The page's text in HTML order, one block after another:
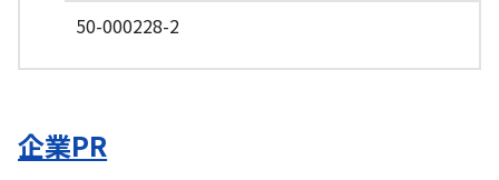
50-000228-2
企業PR